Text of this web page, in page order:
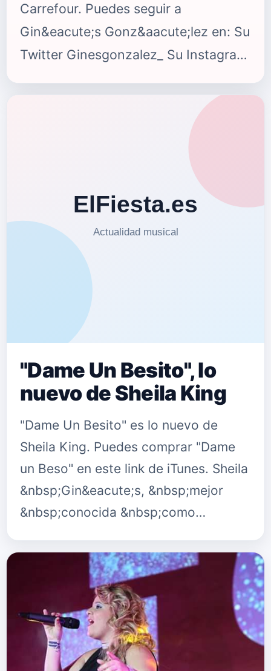
Carrefour. Puedes seguir a
Gin&eacute;s Gonz&aacute;lez en: Su
Twitter Ginesgonzalez_ Su Instagram
"Dame Un Besito", lo
nuevo de Sheila King
"Dame Un Besito" es lo nuevo de
Sheila King. Puedes comprar "Dame
un Beso" en este link de iTunes. Sheila
&nbsp;Gin&eacute;s, &nbsp;mejor
&nbsp;conocida &nbsp;como
&nbsp;King&rdquo;es &nbsp;una
&nbsp;cantante&shy; Compos…